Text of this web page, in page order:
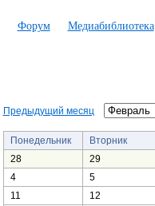
Форум Медиабиблиотека
Предыдущий месяц
Понедельник
Вторник
28
29
4
5
11
12